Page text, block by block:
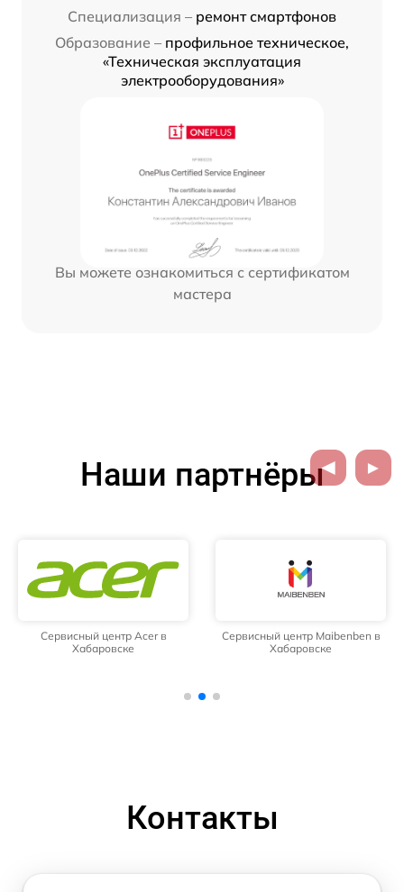
Специализация – ремонт смартфонов
Образование – профильное техническое,
«Техническая эксплуатация
электрооборудования»
Вы можете ознакомиться с сертификатом
мастера
Наши партнёры
Сервисный центр Acer в
Хабаровске
Сервисный центр Maibenben в
Хабаровске
Контакты